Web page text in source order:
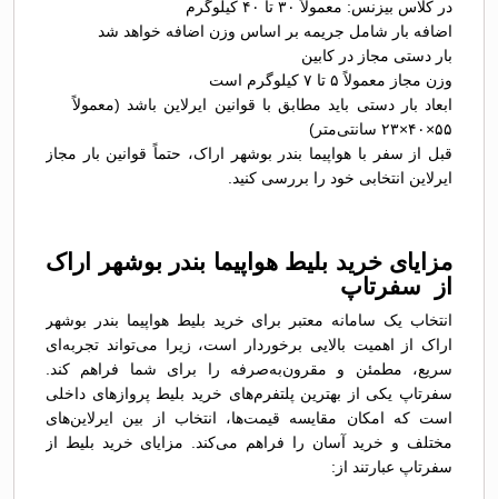
در کلاس بیزنس: معمولاً ۳۰ تا ۴۰ کیلوگرم
اضافه بار شامل جریمه بر اساس وزن اضافه خواهد شد
بار دستی مجاز در کابین
وزن مجاز معمولاً ۵ تا ۷ کیلوگرم است
ابعاد بار دستی باید مطابق با قوانین ایرلاین باشد (معمولاً
۵۵×۴۰×۲۳ سانتی‌متر)
قبل از سفر با هواپیما بندر بوشهر اراک، حتماً قوانین بار مجاز
ایرلاین انتخابی خود را بررسی کنید.
مزایای خرید بلیط هواپیما بندر بوشهر اراک
از سفرتاپ
انتخاب یک سامانه معتبر برای خرید بلیط هواپیما بندر بوشهر
اراک از اهمیت بالایی برخوردار است، زیرا می‌تواند تجربه‌ای
سریع، مطمئن و مقرون‌به‌صرفه را برای شما فراهم کند.
سفرتاپ یکی از بهترین پلتفرم‌های خرید بلیط پروازهای داخلی
است که امکان مقایسه قیمت‌ها، انتخاب از بین ایرلاین‌های
مختلف و خرید آسان را فراهم می‌کند. مزایای خرید بلیط از
سفرتاپ عبارتند از: